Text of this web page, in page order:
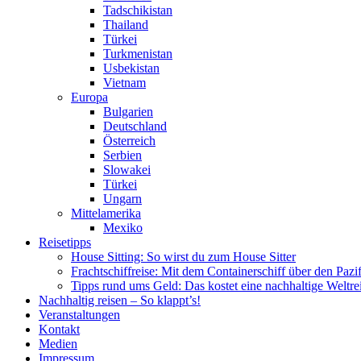
Tadschikistan
Thailand
Türkei
Turkmenistan
Usbekistan
Vietnam
Europa
Bulgarien
Deutschland
Österreich
Serbien
Slowakei
Türkei
Ungarn
Mittelamerika
Mexiko
Reisetipps
House Sitting: So wirst du zum House Sitter
Frachtschiffreise: Mit dem Containerschiff über den
Tipps rund ums Geld: Das kostet eine nachhaltige
Nachhaltig reisen – So klappt’s!
Veranstaltungen
Kontakt
Medien
Impressum